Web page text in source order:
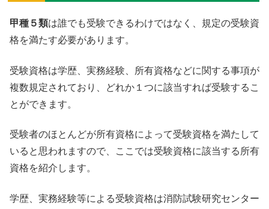
甲種５類は誰でも受験できるわけではなく、規定の受験資
格を満たす必要があります。
受験資格は学歴、実務経験、所有資格などに関する事項が
複数規定されており、どれか１つに該当すれば受験するこ
とができます。
受験者のほとんどが所有資格によって受験資格を満たして
いると思われますので、ここでは受験資格に該当する所有
資格を紹介します。
学歴、実務経験等による受験資格は消防試験研究センター